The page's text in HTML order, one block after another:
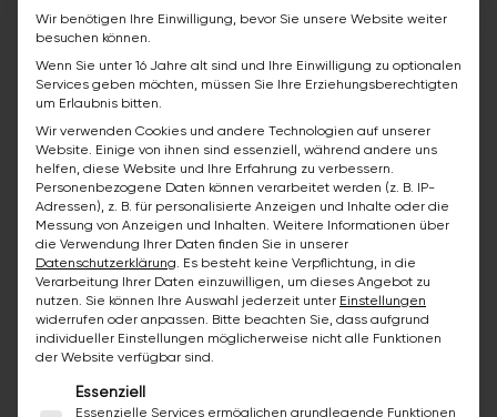
aufzureißen, Fliesen abzuschlagen oder
werden vorhandene Wannen und
Fliesen professionell beschichtet. Das
Ergebnis: eine glatte, neue Oberfläche in
frei wählbarer Farbe aus 250+ Tönen. 8
Jahre Garantie auf die Beschichtung.
Die meisten Bäder sind in 3 bis 8 Tagen
fertig, statt in 4 bis 8 Wochen.
„Wie viel Unterschied macht eine
Wir benötigen Ihre Einwilligung, bevor Sie unsere Website weiter
besuchen können.
Wenn Sie unter 16 Jahre alt sind und Ihre Einwilligung zu optionalen
Services geben möchten, müssen Sie Ihre Erziehungsberechtigten
um Erlaubnis bitten.
Wir verwenden Cookies und andere Technologien auf unserer
Website. Einige von ihnen sind essenziell, während andere uns
helfen, diese Website und Ihre Erfahrung zu verbessern.
Personenbezogene Daten können verarbeitet werden (z. B. IP-
Adressen), z. B. für personalisierte Anzeigen und Inhalte oder die
Messung von Anzeigen und Inhalten. Weitere Informationen über
die Verwendung Ihrer Daten finden Sie in unserer
Datenschutzerklärung. Es besteht keine Verpflichtung, in die
Verarbeitung Ihrer Daten einzuwilligen, um dieses Angebot zu
nutzen. Sie können Ihre Auswahl jederzeit unter Einstellungen
widerrufen oder anpassen. Bitte beachten Sie, dass aufgrund
individueller Einstellungen möglicherweise nicht alle Funktionen
der Website verfügbar sind.
Es folgt eine Liste der Service-Gruppen, für die
Essenziell
Essenzielle Services ermöglichen grundlegende Funktionen